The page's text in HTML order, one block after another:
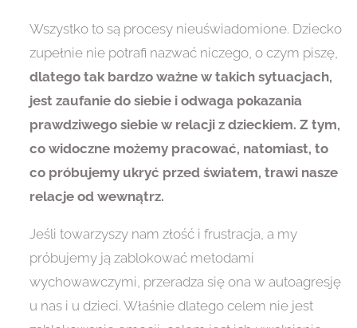
Wszystko to są procesy nieuświadomione. Dziecko
zupełnie nie potrafi nazwać niczego, o czym piszę,
dlatego tak bardzo ważne w takich sytuacjach,
jest zaufanie do siebie i odwaga pokazania
prawdziwego siebie w relacji z dzieckiem. Z tym,
co widoczne możemy pracować, natomiast, to
co próbujemy ukryć przed światem, trawi nasze
relacje od wewnątrz.
Jeśli towarzyszy nam złość i frustracja, a my
próbujemy ją zablokować metodami
wychowawczymi, przeradza się ona w autoagresję
u nas i u dzieci. Właśnie dlatego celem nie jest